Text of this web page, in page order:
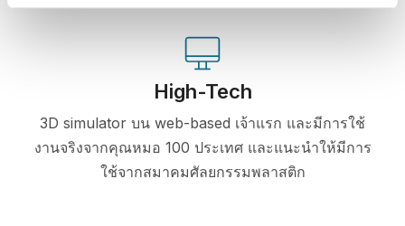
High-Tech
3D simulator บน web-based เจ้าแรก และมีการใช้
งานจริงจากคุณหมอ 100 ประเทศ และแนะนำให้มีการ
ใช้จากสมาคมศัลยกรรมพลาสติก